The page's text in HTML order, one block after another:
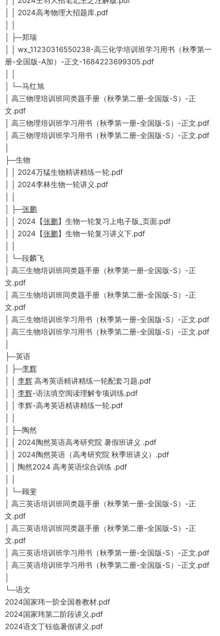
│ │ 2024高考物理大招题库.pdf
│ ├─郑瑞
│ │ wx_11230316550238-高三化学培训班学习用书（秋季第一
册-全国版-A加）-正文-1684223699305.pdf
│ └─马红旭
│ 高三物理培训班同类题手册（秋季第二册-全国版-S）-正
文.pdf
│ 高三物理培训班学习用书（秋季第一册-全国版-S）-正文.pdf
│ 高三物理培训班学习用书（秋季第二册-全国版-S）-正文.pdf
├─生物
│ │ 2024万猛生物精讲精练一轮.pdf
│ │ 2024李林生物一轮讲义.pdf
│ ├─张鹏
│ │ 2024【张鹏】生物一轮复习上电子版_页面.pdf
│ │ 2024【张鹏】生物一轮复习讲义下.pdf
│ └─段麟飞
│ 高三生物培训班同类题手册（秋季第一册-全国版-S）-正
文.pdf
│ 高三生物培训班同类题手册（秋季第二册-全国版-S）-正
文.pdf
│ 高三生物培训班学习用书（秋季第一册-全国版-S）-正文.pdf
│ 高三生物培训班学习用书（秋季第二册-全国版-S）-正文.pdf
├─英语
│ ├─李辉
李辉 高考英语精讲精练一轮配套习题.pdf
李辉-语法填空阅读理解专项训练.pdf
│ │ 李辉-高考英语精讲精练一轮.pdf
│ ├─陶然
│ │ 2024陶然英语高考研究院 暑假班讲义 .pdf
│ │ 2024陶然英语（高考研究院 秋季班讲义）.pdf
│ │ 陶然2024 高考英语综合训练 .pdf
│ └─顾斐
│ 高三英语培训班同类题手册（秋季第一册-全国版-S）-正
文.pdf
│ 高三英语培训班同类题手册（秋季第二册-全国版-S）-正
文.pdf
│ 高三英语培训班学习用书（秋季第一册-全国版-S）-正文.pdf
│ 高三英语培训班学习用书（秋季第二册-全国版-S）-正文.pdf
└─语文
2024国家玮一阶全国卷教材.pdf
2024国家玮第二阶段讲义.pdf
2024语文丁钰临暑假讲义.pdf